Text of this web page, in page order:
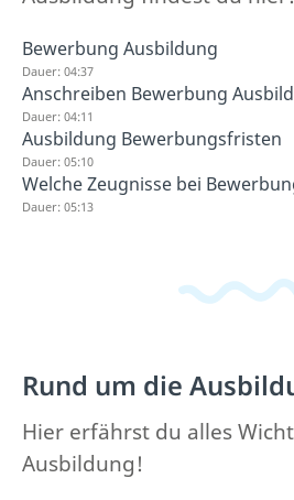
Bewerbung Ausbildung
Dauer: 04:37
Anschreiben Bewerbung
Dauer: 04:11
Ausbildung Bewerbungsfristen
Dauer: 05:10
Welche Zeugnisse bei
Dauer: 05:13
Rund um die
Hier erfährst du alles
Ausbildung!